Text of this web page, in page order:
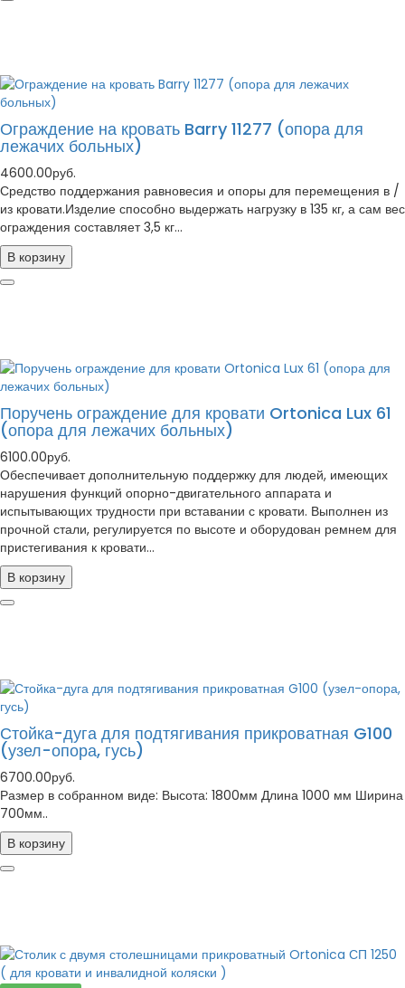
Ограждение на кровать Barry 11277 (опора для
лежачих больных)
4600.00руб.
Средство поддержания равновесия и опоры для перемещения в /
из кровати.Изделие способно выдержать нагрузку в 135 кг, а сам вес
ограждения составляет 3,5 кг...
В корзину
Поручень ограждение для кровати Ortonica Lux 61
(опора для лежачих больных)
6100.00руб.
Обеспечивает дополнительную поддержку для людей, имеющих
нарушения функций опорно-двигательного аппарата и
испытывающих трудности при вставании с кровати. Выполнен из
прочной стали, регулируется по высоте и оборудован ремнем для
пристегивания к кровати...
В корзину
Стойка-дуга для подтягивания прикроватная G100
(узел-опора, гусь)
6700.00руб.
Размер в собранном виде: Высота: 1800мм Длина 1000 мм Ширина
700мм..
В корзину